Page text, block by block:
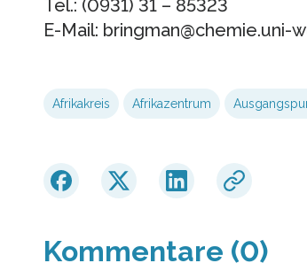
Tel.: (0931) 31 – 85323
E-Mail: bringman@chemie.uni-
Afrikakreis Afrikazentrum
Kommentare (0)